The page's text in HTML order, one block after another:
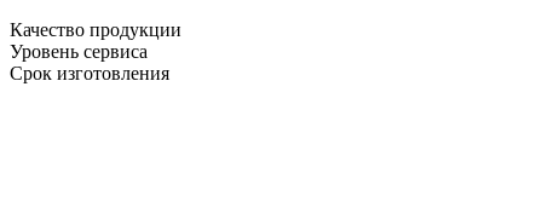
Качество продукции
Уровень сервиса
Срок изготовления